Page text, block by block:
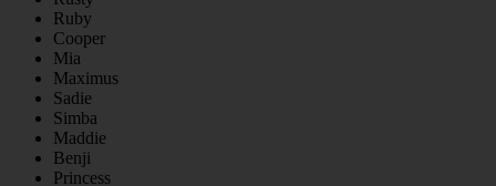
Ruby
Cooper
Mia
Maximus
Sadie
Simba
Maddie
Benji
Princess